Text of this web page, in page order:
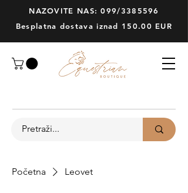
NAZOVITE NAS: 099/3385596
Besplatna dostava iznad 150.00 EUR
Početna Leovet